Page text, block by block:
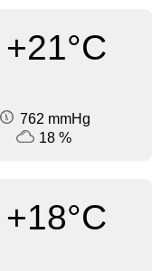
+21°C
762 mmHg
18 %
+18°C